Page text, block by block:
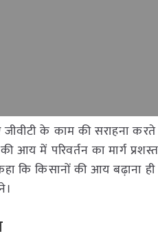
जीवीटी के काम की सराहना
में परिवर्तन का मार्ग
कि किसानों की आय